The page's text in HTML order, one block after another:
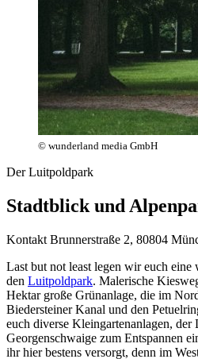
© wunderland media GmbH
Der Luitpoldpark
Stadtblick und
Kontakt Brunnerstraße 2, 80804
Last but not least legen wir euch eine
den Luitpoldpark. Malerische
Hektar große Grünanlage, die im
Biedersteiner Kanal und den
euch diverse Kleingartenanlagen,
Georgenschwaige zum Entspannen
ihr hier bestens versorgt, denn im